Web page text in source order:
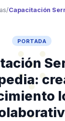
/
PORTADA